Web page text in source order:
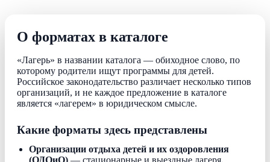
О форматах в каталоге
«Лагерь» в названии каталога — обиходное слово, по
которому родители ищут программы для детей.
Российское законодательство различает несколько типов
организаций, и не каждое предложение в каталоге
является «лагерем» в юридическом смысле.
Какие форматы здесь представлены
Организации отдыха детей и их оздоровления
(ОДОиО) — стационарные и выездные лагеря,